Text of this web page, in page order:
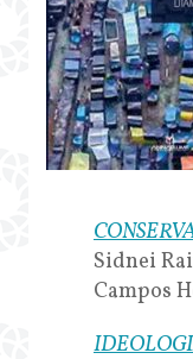
Sidnei
Campos